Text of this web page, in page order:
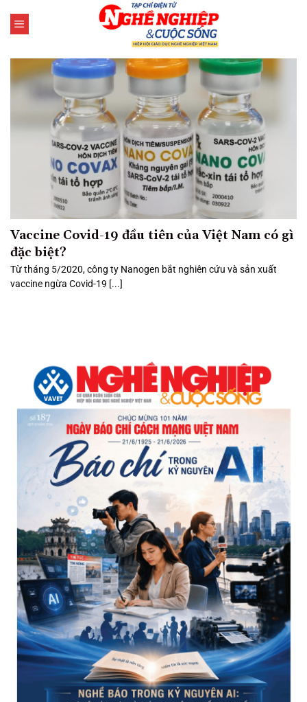
qua
dung
Vaccine Covid-19 đầu tiên của Việt Nam có gì
đặc biệt?
Từ tháng 5/2020, công ty Nanogen bắt nghiên cứu và sản xuất
vaccine ngừa Covid-19 [...]